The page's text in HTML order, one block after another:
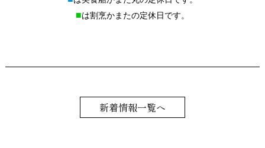
■は割烹かまたの定休日です。
新着情報一覧へ